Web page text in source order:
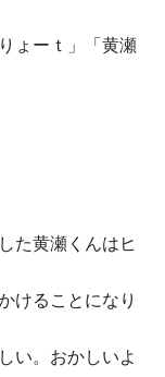
ょーｔ」「黄瀬
た黄瀬くんはヒ
けることになり
い。おかしいよ